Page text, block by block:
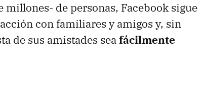
de personas, Facebook sigue
con familiares y amigos y, sin
de sus amistades seafácilmente